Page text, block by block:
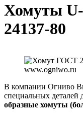
Хомуты
24137-80
В компании Огниво
специальных деталей
образные хомуты